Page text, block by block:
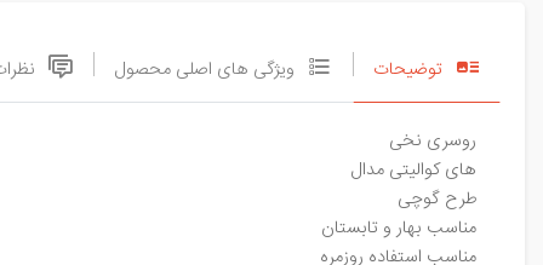
توضیحات ویژگی های اصلی محصول
روسری نخی
های کوالیتی مدال
طرح گوچی
مناسب بهار و تابستان
مناسب استفاده روزمره